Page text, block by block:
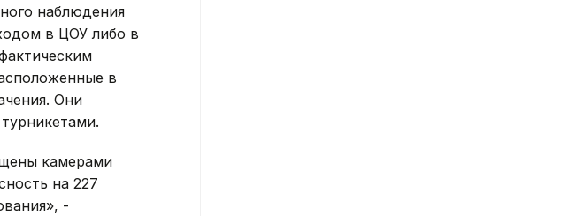
наблюдения
в ЦОУ либо в
в
Они
камерами
на 227
-